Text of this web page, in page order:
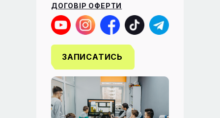
ДОГОВІР ОФЕРТИ
ЗАПИСАТИСЬ